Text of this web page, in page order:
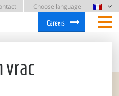
Choose language
Careers
vrac